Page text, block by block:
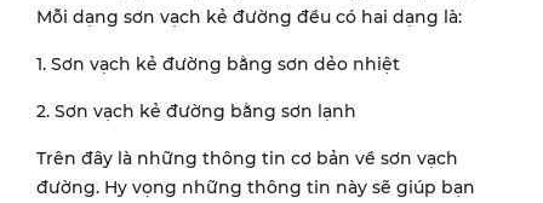
Mỗi dạng sơn vạch kẻ đường đều có hai dạng là:
1. Sơn vạch kẻ đường bằng sơn dẻo nhiệt
2. Sơn vạch kẻ đường bằng sơn lạnh
Trên đây là những thông tin cơ bản về sơn vạch
đường. Hy vọng những thông tin này sẽ giúp bạn